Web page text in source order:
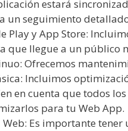
estará
un seguimiento
Play y App Store:
que llegue a un público
Ofrecemos
Incluimos
en cuenta que todos
para tu Web App.
Web: Es importante